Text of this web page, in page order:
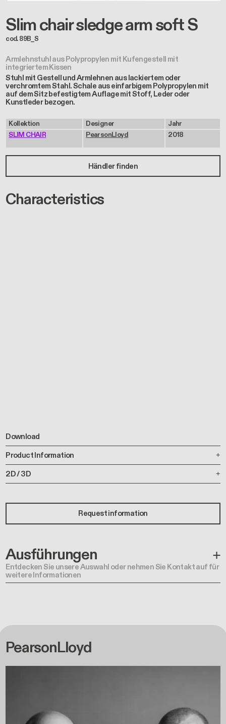
integriertem Kissen
Stuhl mit Gestell und Armlehnen aus lackiertem oder
verchromtem Stahl. Schale aus einfarbigem Polypropylen mit
auf dem Sitz befestigtem Auflage mit Stoff, Leder oder
Kollektion
SLIM CHAIR
Designer
PearsonLloyd
Jahr
2018
Händler finden
Characteristics
Request information
Ausführungen
Entdecken Sie unsere Auswahl oder nehmen Sie Kontakt auf für
weitere Informationen